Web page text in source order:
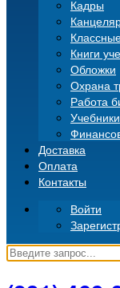
Кадры
Книги
Обложки
Охрана
Работа
Учебники
Доставка
Оплата
Контакты
Войти